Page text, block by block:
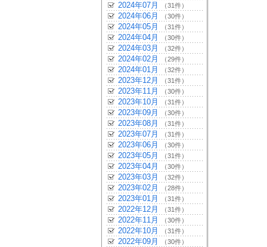
2024年07月 （31件）
2024年06月 （30件）
2024年05月 （31件）
2024年04月 （30件）
2024年03月 （32件）
2024年02月 （29件）
2024年01月 （32件）
2023年12月 （31件）
2023年11月 （30件）
2023年10月 （31件）
2023年09月 （30件）
2023年08月 （31件）
2023年07月 （31件）
2023年06月 （30件）
2023年05月 （31件）
2023年04月 （30件）
2023年03月 （32件）
2023年02月 （28件）
2023年01月 （31件）
2022年12月 （31件）
2022年11月 （30件）
2022年10月 （31件）
2022年09月 （30件）